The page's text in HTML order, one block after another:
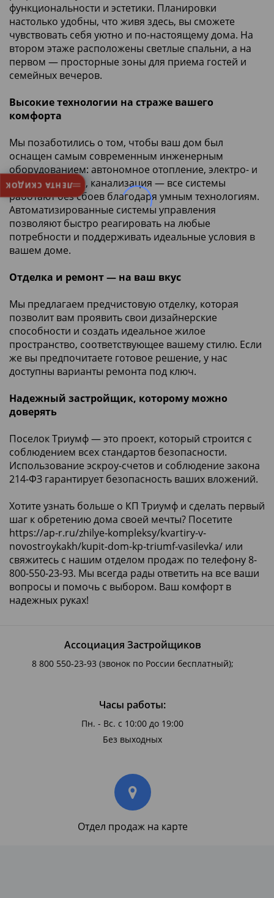
функциональности и эстетики. Планировки
настолько удобны, что живя здесь, вы сможете
чувствовать себя уютно и по-настоящему дома. На
втором этаже расположены светлые спальни, а на
первом — просторные зоны для приема гостей и
семейных вечеров.
Высокие технологии на страже вашего
комфорта
Мы позаботились о том, чтобы ваш дом был
оснащен самым современным инженерным
оборудованием: автономное отопление, электро- и
водоснабжение, канализация — все системы
работают без сбоев благодаря умным технологиям.
Автоматизированные системы управления
позволяют быстро реагировать на любые
потребности и поддерживать идеальные условия в
вашем доме.
Отделка и ремонт — на ваш вкус
Мы предлагаем предчистовую отделку, которая
позволит вам проявить свои дизайнерские
способности и создать идеальное жилое
пространство, соответствующее вашему стилю. Если
же вы предпочитаете готовое решение, у нас
доступны варианты ремонта под ключ.
Надежный застройщик, которому можно
доверять
Поселок Триумф — это проект, который строится с
соблюдением всех стандартов безопасности.
Использование эскроу-счетов и соблюдение закона
214-ФЗ гарантирует безопасность ваших вложений.
Хотите узнать больше о КП Триумф и сделать первый
шаг к обретению дома своей мечты? Посетите
https://ap-r.ru/zhilye-kompleksy/kvartiry-v-
novostroykakh/kupit-dom-kp-triumf-vasilevka/ или
свяжитесь с нашим отделом продаж по телефону 8-
800-550-23-93. Мы всегда рады ответить на все ваши
вопросы и помочь с выбором. Ваш комфорт в
надежных руках!
Ассоциация Застройщиков
8 800 550-23-93 (звонок по России бесплатный);
Часы работы:
Пн. - Вс. с 10:00 до 19:00
Без выходных
Отдел продаж на карте
ЛЕНТА СКИДОК